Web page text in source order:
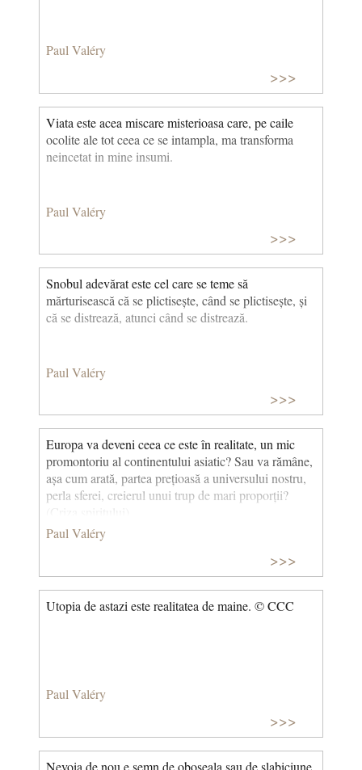
Paul Valéry
>>>
Viata este acea miscare misterioasa care, pe caile
ocolite ale tot ceea ce se intampla, ma transforma
neincetat in mine insumi.
Paul Valéry
>>>
Snobul adevărat este cel care se teme să
mărturisească că se plictisește, când se plictisește, și
că se distrează, atunci când se distrează.
Paul Valéry
>>>
Europa va deveni ceea ce este în realitate, un mic
promontoriu al continentului asiatic? Sau va rămâne,
așa cum arată, partea prețioasă a universului nostru,
perla sferei, creierul unui trup de mari proporții?
Paul Valéry
>>>
Utopia de astazi este realitatea de maine. © CCC
Paul Valéry
>>>
Nevoia de nou e semn de oboseala sau de slabiciune